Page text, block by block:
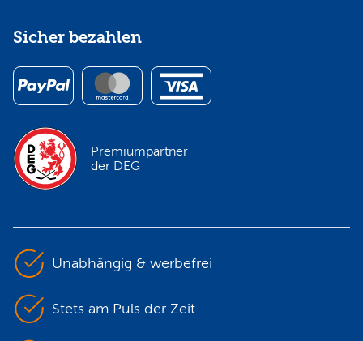
Sicher bezahlen
Premiumpartner
der DEG
Unabhängig & werbefrei
Stets am Puls der Zeit